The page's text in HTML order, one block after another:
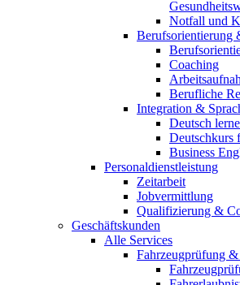
Notfall und
Berufsorientierung
Coaching
Berufliche
Integration &
Deutsch
Deutschkurs
Business
Personaldienstleistung
Zeitarbeit
Jobvermittlung
Qualifizierung &
Geschäftskunden
Alle Services
Fahrzeugprüfung